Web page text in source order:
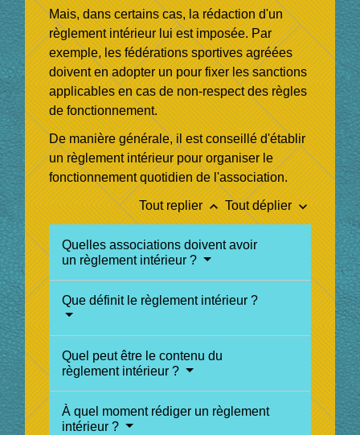
Mais, dans certains cas, la rédaction d'un
règlement intérieur lui est imposée. Par
exemple, les fédérations sportives agréées
doivent en adopter un pour fixer les sanctions
applicables en cas de non-respect des règles
de fonctionnement.
De manière générale, il est conseillé d'établir
un règlement intérieur pour organiser le
fonctionnement quotidien de l'association.
Tout replierkeyboard_arrow_up Tout déplierkeyboard_arrow_down
Quelles associations doivent avoir
un règlement intérieur ?
Que définit le règlement intérieur ?
Quel peut être le contenu du
règlement intérieur ?
À quel moment rédiger un règlement
intérieur ?